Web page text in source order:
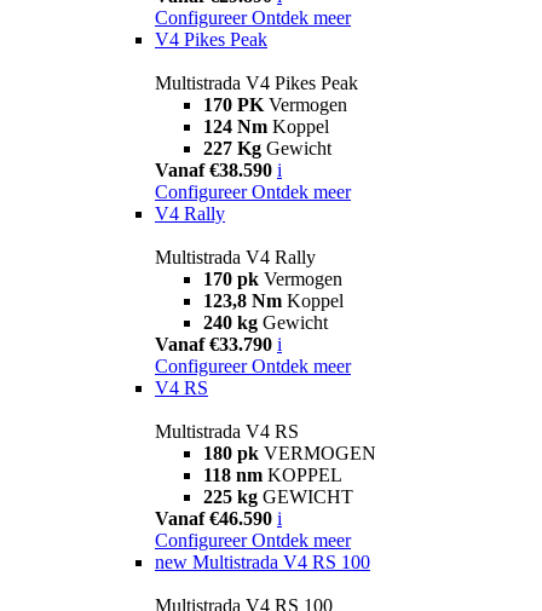
Configureer Ontdek meer
V4 Pikes Peak
Multistrada V4 Pikes Peak
170 PK Vermogen
124 Nm Koppel
227 Kg Gewicht
Vanaf €38.590 i
Configureer Ontdek meer
V4 Rally
Multistrada V4 Rally
170 pk Vermogen
123,8 Nm Koppel
240 kg Gewicht
Vanaf €33.790 i
Configureer Ontdek meer
V4 RS
Multistrada V4 RS
180 pk VERMOGEN
118 nm KOPPEL
225 kg GEWICHT
Vanaf €46.590 i
Configureer Ontdek meer
new Multistrada V4 RS 100
Multistrada V4 RS 100